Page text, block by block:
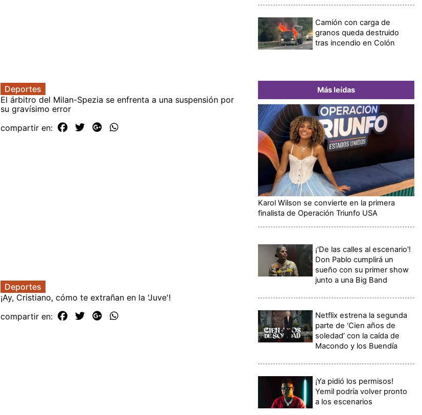
Deportes
El árbitro del Milan-Spezia se enfrenta a una suspensión por
su gravísimo error
compartir en:
Deportes
¡Ay, Cristiano, cómo te extrañan en la 'Juve'!
compartir en:
Camión con carga de
granos queda destruido
tras incendio en Colón
Más leídas
Karol Wilson se convierte en la primera
finalista de Operación Triunfo USA
¡'De las calles al escenario'!
Don Pablo cumplirá un
sueño con su primer show
junto a una Big Band
Netflix estrena la segunda
parte de ‘Cien años de
soledad’ con la caída de
Macondo y los Buendía
¡Ya pidió los permisos!
Yemil podría volver pronto
a los escenarios